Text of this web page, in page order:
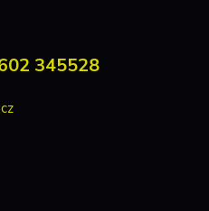
345528